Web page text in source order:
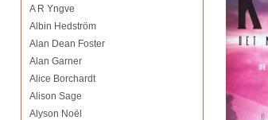
A R Yngve
Albin Hedström
Alan Dean Foster
Alan Garner
Alice Borchardt
Alison Sage
Alyson Noël